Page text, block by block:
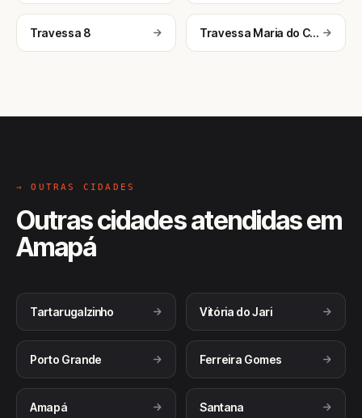
Travessa 8 Travessa Maria do Curicaca
→ OUTRAS CIDADES
Outras cidades atendidas em
Amapá
Tartarugalzinho Vitória do Jari
Porto Grande Ferreira Gomes
Amapá Santana